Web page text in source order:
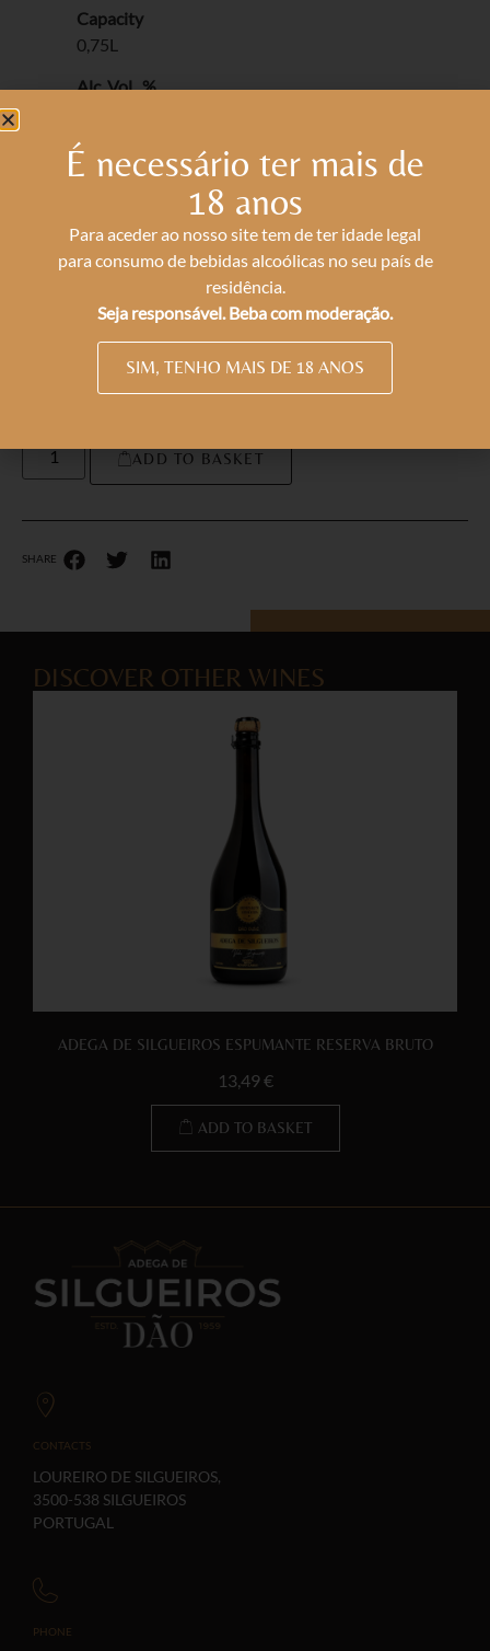
Capacity
0,75L
Alc. Vol. %
Total Acidity g/l
4.8
Vol. Acidity g/l
0.42
Res. Sugar g/l
* Contains Sulphites
ADD TO BASKET
SHARE
DISCOVER OTHER WINES
ADEGA DE SILGUEIROS ESPUMANTE RESERVA BRUTO
13,49€
ADD TO BASKET
CONTACTS
LOUREIRO DE SILGUEIROS,
3500-538 SILGUEIROS
PORTUGAL
PHONE
É necessário ter mais de
18 anos
Para aceder ao nosso site tem de ter idade legal
para consumo de bebidas alcoólicas no seu país de
residência.
Seja responsável. Beba com moderação.
SIM, TENHO MAIS DE 18 ANOS